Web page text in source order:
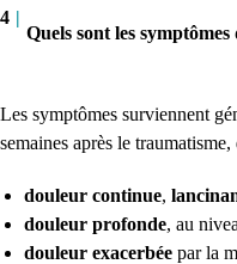
4 |
Quels sont les
Les symptômes surviennent
semaines après le
douleur continue,
douleur profonde, au
douleur exacerbée par la